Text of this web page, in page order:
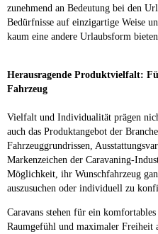
zunehmend an Bedeutung bei den
Bedürfnisse auf einzigartige Weise
kaum eine andere Urlaubsform bieten
Herausragende Produktvielfalt:
Fahrzeug
Vielfalt und Individualität prägen
auch das Produktangebot der
Fahrzeuggrundrissen,
Markenzeichen der Caravaning-
Möglichkeit, ihr Wunschfahrzeug
auszusuchen oder individuell zu
Caravans stehen für ein
Raumgefühl und maximaler Freiheit